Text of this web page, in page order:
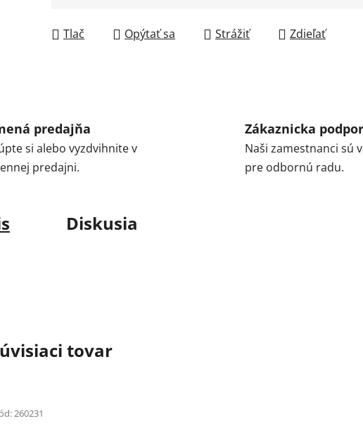
Tlač
Opýtať sa Strážiť Zdieľať
predajňa
si alebo vyzdvihnite v
predajni.
Zákaznicka
Naši zamestnanci sú
pre odbornú radu.
Diskusia
tovar
260231